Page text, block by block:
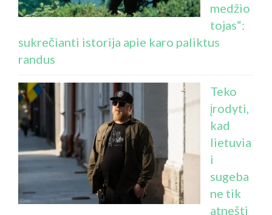
medžio
tojas“:
sukrečianti istorija apie karo paliktus
randus
Teko
įrodyti,
kad
lietuvia
i
sugeba
ne tik
atnešti